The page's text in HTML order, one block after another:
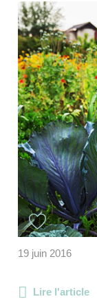
19 juin 2016
Lire l'article